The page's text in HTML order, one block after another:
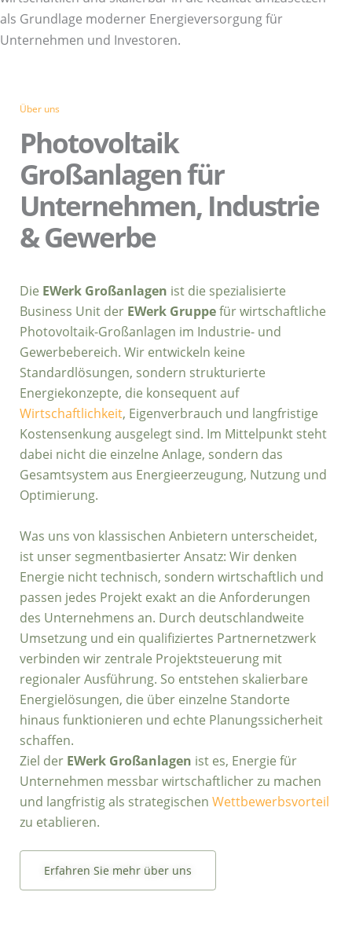
als Grundlage moderner Energieversorgung für
Unternehmen und Investoren.
Über uns
Photovoltaik
Großanlagen für
Unternehmen, Industrie
& Gewerbe
Die EWerk Großanlagen ist die spezialisierte
Business Unit der EWerk Gruppefür wirtschaftliche
Photovoltaik-Großanlagen im Industrie- und
Gewerbebereich. Wir entwickeln keine
Standardlösungen, sondern strukturierte
Energiekonzepte, die konsequent auf
Wirtschaftlichkeit, Eigenverbrauch und langfristige
Kostensenkung ausgelegt sind. Im Mittelpunkt steht
dabei nicht die einzelne Anlage, sondern das
Gesamtsystem aus Energieerzeugung, Nutzung und
Optimierung.
Was uns von klassischen Anbietern unterscheidet,
ist unser segmentbasierter Ansatz: Wir denken
Energie nicht technisch, sondern wirtschaftlich und
passen jedes Projekt exakt an die Anforderungen
des Unternehmens an. Durch deutschlandweite
Umsetzung und ein qualifiziertes Partnernetzwerk
verbinden wir zentrale Projektsteuerung mit
regionaler Ausführung. So entstehen skalierbare
Energielösungen, die über einzelne Standorte
hinaus funktionieren und echte Planungssicherheit
schaffen.
Ziel der EWerk Großanlagen ist es, Energie für
Unternehmen messbar wirtschaftlicher zu machen
und langfristig als strategischen Wettbewerbsvorteil
zu etablieren.
Erfahren Sie mehr über uns